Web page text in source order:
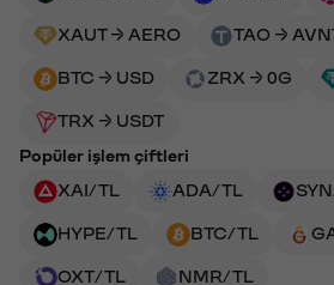
XAUT → AERO TAO →
BTC → USD ZRX → 0G
TRX → USDT
Popüler işlem çiftleri
XAI/TL
ADA/TL
HYPE/TL BTC/TL
OXT/TL
NMR/TL